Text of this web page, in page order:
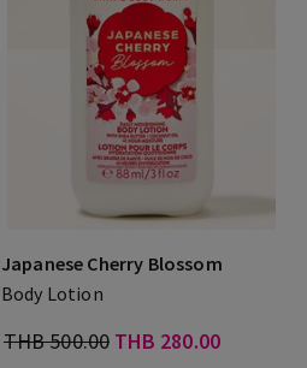
Japanese Cherry Blossom
Body Lotion
THB 500.00 THB 280.00